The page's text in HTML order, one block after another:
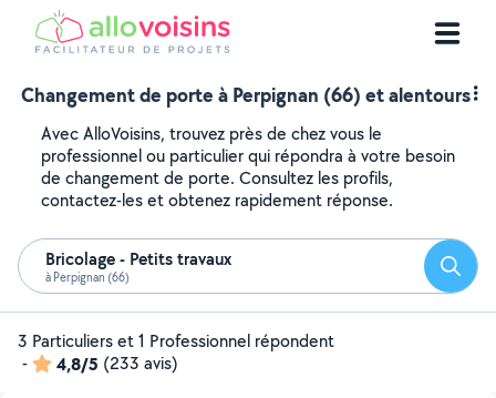
Changement de porte à Perpignan (66) et alentours
Avec AlloVoisins, trouvez près de chez vous le
professionnel ou particulier qui répondra à votre besoin
de changement de porte. Consultez les profils,
contactez-les et obtenez rapidement réponse.
Bricolage - Petits travaux
à Perpignan (66)
3 Particuliers et 1 Professionnel répondent
-
4,8/5 (233 avis)